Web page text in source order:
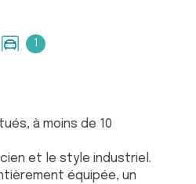
à moins de 10
et le style industriel.
équipée, un